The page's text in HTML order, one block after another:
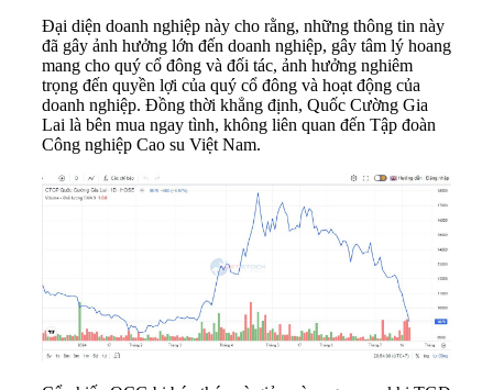
Đại diện doanh nghiệp này cho rằng, những thông tin này
đã gây ảnh hưởng lớn đến doanh nghiệp, gây tâm lý hoang
mang cho quý cổ đông và đối tác, ảnh hưởng nghiêm
trọng đến quyền lợi của quý cổ đông và hoạt động của
doanh nghiệp. Đồng thời khẳng định, Quốc Cường Gia
Lai là bên mua ngay tình, không liên quan đến Tập đoàn
Công nghiệp Cao su Việt Nam.